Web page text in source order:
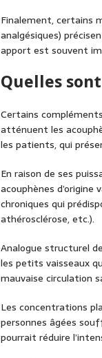
Finalement, certains
analgésiques)
apport est souvent
Quelles
Certains
atténuent les
les patients, qui
En raison de ses
acouphènes
chroniques qui
athérosclérose, etc.).
Analogue structurel
les petits vaisseaux
mauvaise circulation
Les concentrations
personnes âgées
pourrait réduire